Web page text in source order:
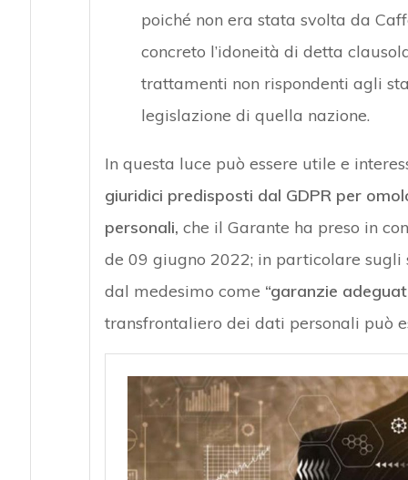
poiché non era stata svolta da
concreto l’idoneità di detta
trattamenti non rispondenti agli
legislazione di quella nazione.
In questa luce può essere utile e
giuridici predisposti dal GDPR per
personali, che il Garante ha preso in
de 09 giugno 2022; in particolare sugli
dal medesimo come “garanzie
transfrontaliero dei dati personali può